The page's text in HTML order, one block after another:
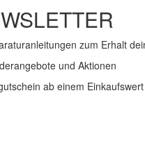
zum Erhalt
und Aktionen
ab einem